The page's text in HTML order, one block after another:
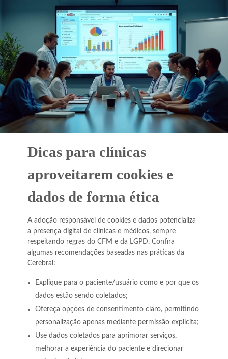
Dicas para clínicas
aproveitarem cookies e
dados de forma ética
A adoção responsável de cookies e dados potencializa
a presença digital de clínicas e médicos, sempre
respeitando regras do CFM e da LGPD. Confira
algumas recomendações baseadas nas práticas da
Cerebral:
Explique para o paciente/usuário como e por que os
dados estão sendo coletados;
Ofereça opções de consentimento claro, permitindo
personalização apenas mediante permissão explícita;
Use dados coletados para aprimorar serviços,
melhorar a experiência do paciente e direcionar